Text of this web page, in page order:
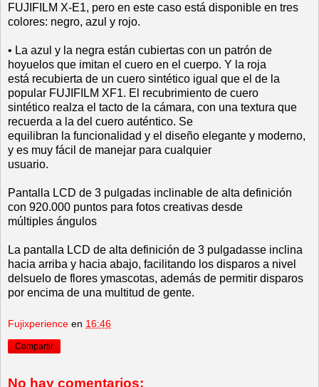
FUJIFILM X‐E1, pero en este caso está disponible en tres
colores: negro, azul y rojo.
• La azul y la negra están cubiertas con un patrón de
hoyuelos que imitan el cuero en el cuerpo. Y la roja
está recubierta de un cuero sintético igual que el de la
popular FUJIFILM XF1. El recubrimiento de cuero
sintético realza el tacto de la cámara, con una textura que
recuerda a la del cuero auténtico. Se
equilibran la funcionalidad y el diseño elegante y moderno,
y es muy fácil de manejar para cualquier
usuario.
Pantalla LCD de 3 pulgadas inclinable de alta definición
con 920.000 puntos para fotos creativas desde
múltiples ángulos
La pantalla LCD de alta definición de 3 pulgadasse inclina
hacia arriba y hacia abajo, facilitando los disparos a nivel
delsuelo de flores ymascotas, además de permitir disparos
por encima de una multitud de gente.
Fujixperience en 16:46
Compartir
No hay comentarios: